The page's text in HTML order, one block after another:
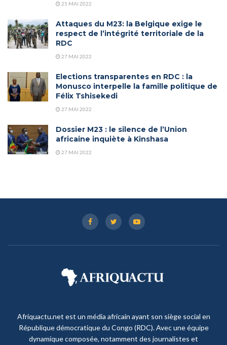
25 MAI 2022
Attaques du M23: la Belgique exige le
respect de l’intégrité territoriale de la
RDC
27 MAI 2022
Elections transparentes en RDC : la
Monusco interpelle la famille politique de
Félix Tshisekedi
27 MAI 2022
Dossier M23 : le silence de l’Union
africaine inquiète à Kinshasa
27 MAI 2022
Afriquactu.net est un média africain ayant son siège social en
République démocratique du Congo (RDC). Avec une équipe
dynamique composée, notamment des journalistes et